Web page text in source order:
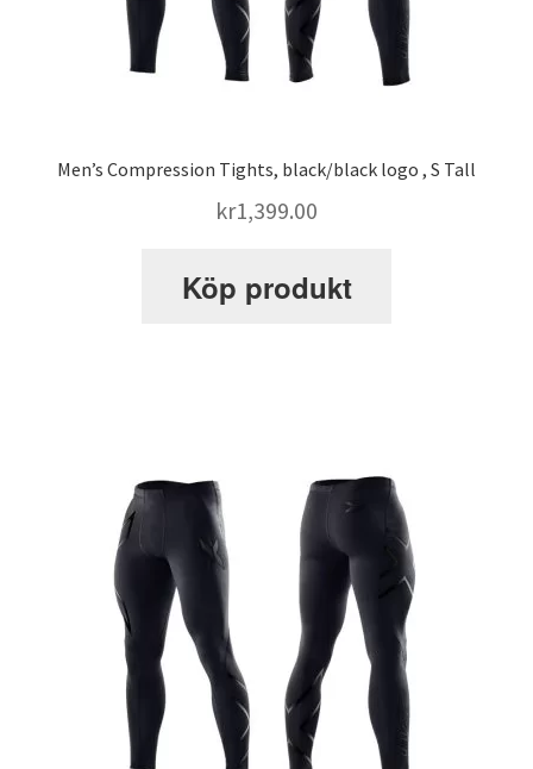
Sleep Repair
STK – Sundbybergs Tyngdlyftningsklubb
och Energi
Testosterontillskott
Till kassan
Träningspulver
Men’s Compression Tights, black/black logo , S Tall
kr1,399.00
Köp produkt